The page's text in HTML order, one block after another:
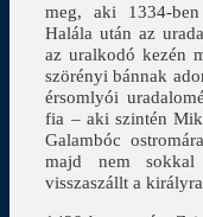
meg, aki 1334-
Halála után az
az uralkodó kezén
szörényi bánnak
érsomlyói
fia – aki szintén
Galambóc
majd nem
visszaszállt a